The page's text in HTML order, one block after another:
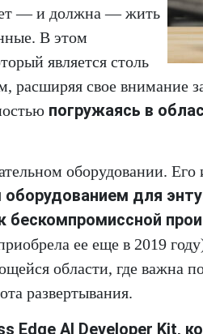
— и должна — жить
В этом
является столь
расширяя свое внимание
погружаясь в
оборудовании.
для
ее еще в 2019
области, где важна
развертывания.
Edge AI Developer Kit,